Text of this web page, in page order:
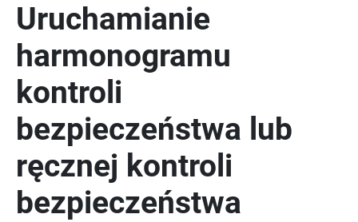
Uruchamianie
harmonogramu
kontroli
bezpieczeństwa lub
ręcznej kontroli
bezpieczeństwa